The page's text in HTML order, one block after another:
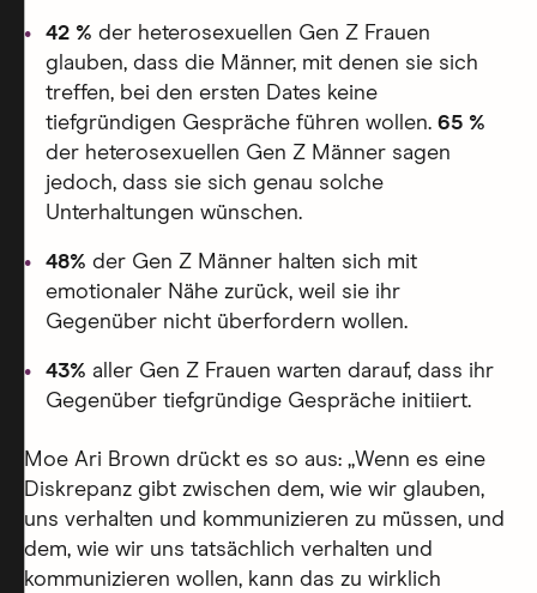
42 % der heterosexuellen Gen Z Frauen
glauben, dass die Männer, mit denen sie sich
treffen, bei den ersten Dates keine
tiefgründigen Gespräche führen wollen. 65 %
der heterosexuellen Gen Z Männer sagen
jedoch, dass sie sich genau solche
Unterhaltungen wünschen.
48% der Gen Z Männer halten sich mit
emotionaler Nähe zurück, weil sie ihr
Gegenüber nicht überfordern wollen.
43% aller Gen Z Frauen warten darauf, dass ihr
Gegenüber tiefgründige Gespräche initiiert.
Moe Ari Brown drückt es so aus: „Wenn es eine
Diskrepanz gibt zwischen dem, wie wir glauben,
uns verhalten und kommunizieren zu müssen, und
dem, wie wir uns tatsächlich verhalten und
kommunizieren wollen, kann das zu wirklich